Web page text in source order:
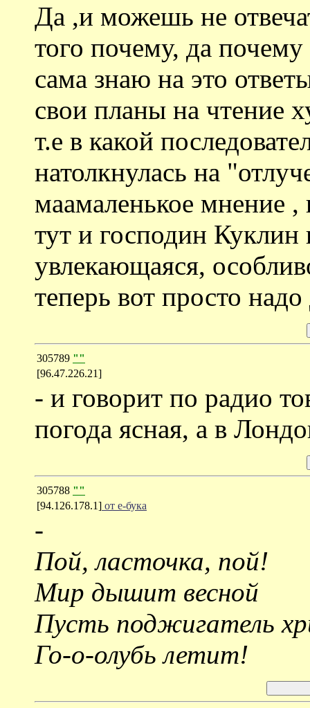
Да ,и можешь не
того почему, да
сама знаю на это
свои планы на чтение
т.е в какой
натолкнулась на
маамаленькое мнение
тут и господин Куклин
увлекающаяся,
теперь вот просто
305789 ""
[96.47.226.21]
- и говорит по радио
погода ясная, а в
305788 ""
[94.126.178.1] от е-бука
-
Пой, ласточка, пой!
Мир дышит весной
Пусть поджигатель
Го-о-олубь летит!